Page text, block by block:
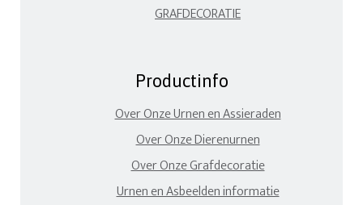
GRAFDECORATIE
Productinfo
Over Onze Urnen en Assieraden
Over Onze Dierenurnen
Over Onze Grafdecoratie
Urnen en Asbeelden informatie